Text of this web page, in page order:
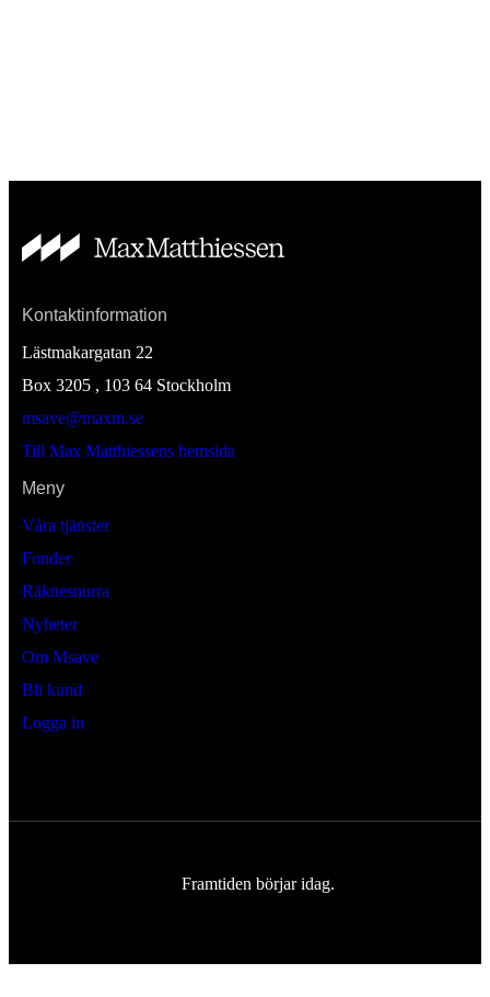
Kontaktinformation
Lästmakargatan 22
Box 3205 , 103 64 Stockholm
msave@maxm.se
Till Max Matthiessens hemsida
Meny
Våra tjänster
Fonder
Räknesnurra
Nyheter
Om Msave
Bli kund
Logga in
Framtiden börjar idag.